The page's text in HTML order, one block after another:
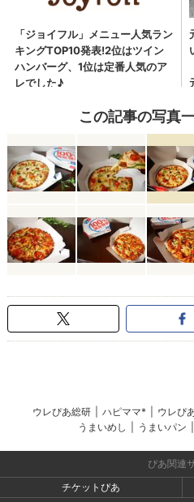
この記事の写真
ウレぴあ総研 ハピママ* ウレぴ
うまいめし
うまいパン
ぴあ関連
チケットぴあ